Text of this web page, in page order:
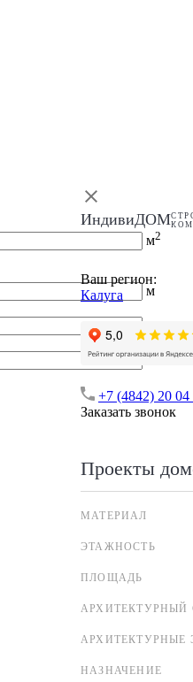
ИндивиДОМ
Ваш регион:
Калуга
+7 (4842) 20 04
Заказать звонок
Проекты
МАТЕРИАЛ
ЭТАЖНОСТЬ
ПЛОЩАДЬ
АРХИТЕКТУРНЫЙ
АРХИТЕКТУРНЫЕ
НАЗНАЧЕНИЕ
м2
м